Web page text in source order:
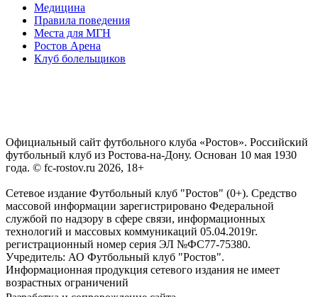
Медицина
Правила поведения
Места для МГН
Ростов Арена
Клуб болельщиков
Официальный сайт футбольного клуба «Ростов». Российский
футбольный клуб из Ростова-на-Дону. Основан 10 мая 1930
года. © fc-rostov.ru 2026, 18+
Сетевое издание Футбольный клуб "Ростов" (0+). Средство
массовой информации зарегистрировано Федеральной
службой по надзору в сфере связи, информационных
технологий и массовых коммуникаций 05.04.2019г.
регистрационный номер серия ЭЛ №ФС77-75380.
Учредитель: АО Футбольный клуб "Ростов".
Информационная продукция сетевого издания не имеет
возрастных ограничений